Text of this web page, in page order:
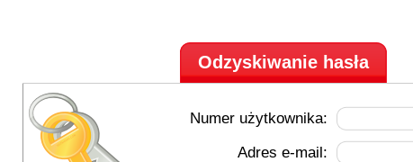
Odzyskiwanie hasła
Numer użytkownika:
Adres e-mail: